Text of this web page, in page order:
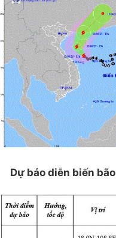
Dự báo diễn biến